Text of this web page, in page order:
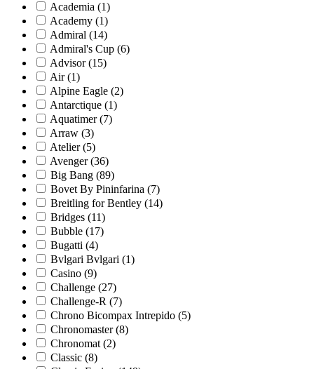
Academia (1)
Academy (1)
Admiral (14)
Admiral's Cup (6)
Advisor (15)
Air (1)
Alpine Eagle (2)
Antarctique (1)
Aquatimer (7)
Arraw (3)
Atelier (5)
Avenger (36)
Big Bang (89)
Bovet By Pininfarina (7)
Breitling for Bentley (14)
Bridges (11)
Bubble (17)
Bugatti (4)
Bvlgari Bvlgari (1)
Casino (9)
Challenge (27)
Challenge-R (7)
Chrono Bicompax Intrepido (5)
Chronomaster (8)
Chronomat (2)
Classic (8)